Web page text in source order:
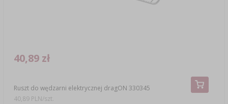
Ruszt do wędzarni elektrycznej dragON 330345
40,89 zł
40,89 PLN/szt.